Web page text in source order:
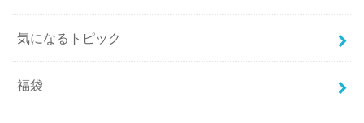
気になるトピック
福袋